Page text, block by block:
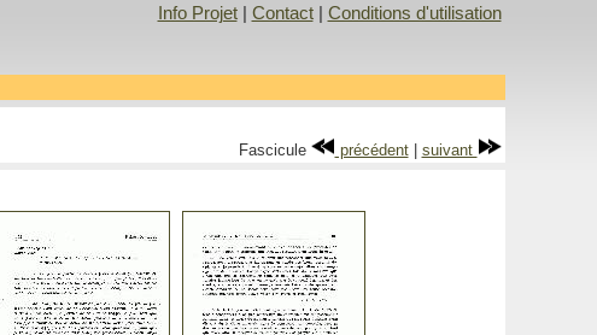
Info Projet| Contact| Conditions d'utilisation
Fascicule précédent| suivant